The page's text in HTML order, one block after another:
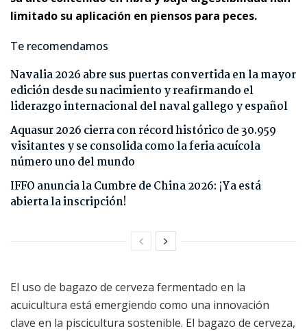
limitado su aplicación en piensos para peces.
Te recomendamos
Navalia 2026 abre sus puertas convertida en la mayor
edición desde su nacimiento y reafirmando el
liderazgo internacional del naval gallego y español
Aquasur 2026 cierra con récord histórico de 30.959
visitantes y se consolida como la feria acuícola
número uno del mundo
IFFO anuncia la Cumbre de China 2026: ¡Ya está
abierta la inscripción!
El uso de bagazo de cerveza fermentado en la
acuicultura está emergiendo como una innovación
clave en la piscicultura sostenible. El bagazo de cerveza,